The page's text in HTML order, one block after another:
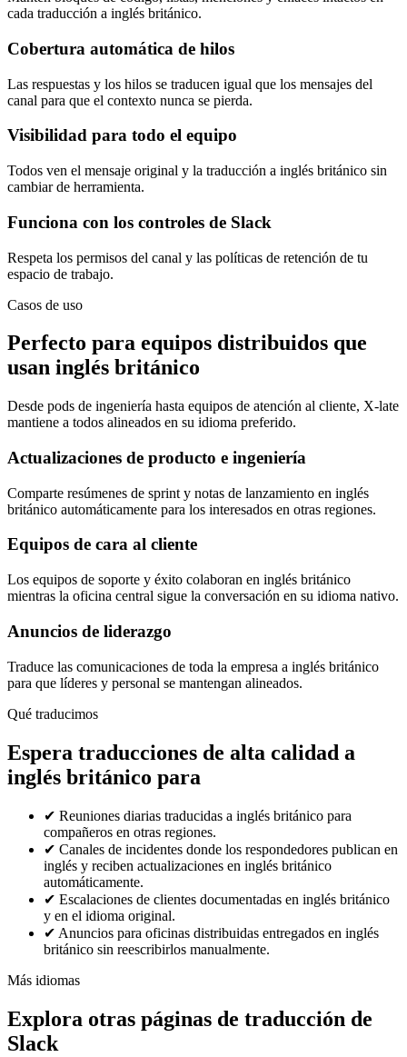
cada traducción a inglés británico.
Cobertura automática de hilos
Las respuestas y los hilos se traducen igual que los mensajes del
canal para que el contexto nunca se pierda.
Visibilidad para todo el equipo
Todos ven el mensaje original y la traducción a inglés británico sin
cambiar de herramienta.
Funciona con los controles de Slack
Respeta los permisos del canal y las políticas de retención de tu
espacio de trabajo.
Casos de uso
Perfecto para equipos distribuidos que
usan inglés británico
Desde pods de ingeniería hasta equipos de atención al cliente, X-late
mantiene a todos alineados en su idioma preferido.
Actualizaciones de producto e ingeniería
Comparte resúmenes de sprint y notas de lanzamiento en inglés
británico automáticamente para los interesados en otras regiones.
Equipos de cara al cliente
Los equipos de soporte y éxito colaboran en inglés británico
mientras la oficina central sigue la conversación en su idioma nativo.
Anuncios de liderazgo
Traduce las comunicaciones de toda la empresa a inglés británico
para que líderes y personal se mantengan alineados.
Qué traducimos
Espera traducciones de alta calidad a
inglés británico para
✔ Reuniones diarias traducidas a inglés británico para
compañeros en otras regiones.
✔ Canales de incidentes donde los respondedores publican en
inglés y reciben actualizaciones en inglés británico
automáticamente.
✔ Escalaciones de clientes documentadas en inglés británico
y en el idioma original.
✔ Anuncios para oficinas distribuidas entregados en inglés
británico sin reescribirlos manualmente.
Más idiomas
Explora otras páginas de traducción de
Slack